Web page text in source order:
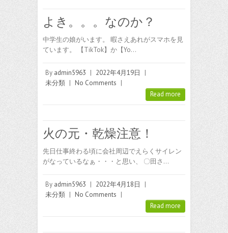
よき。。。なのか？
中学生の娘がいます。 暇さえあれがスマホを見
ています。 【TikTok】か【Yo…
By admin5963 | 2022年4月19日
|
未分類 | No Comments |
Read more
火の元・乾燥注意！
先日仕事終わる頃に会社周辺でえらくサイレン
がなっているなぁ・・・と思い、 〇田さ…
By admin5963 | 2022年4月18日
|
未分類 | No Comments |
Read more